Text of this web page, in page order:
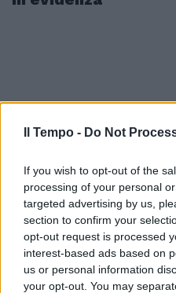
Il Tempo - Do Not
If you wish to opt-out of the
processing of your personal
targeted advertising by us,
section to confirm your
opt-out request is processed
interest-based ads based on
us or personal information
your opt-out. You may